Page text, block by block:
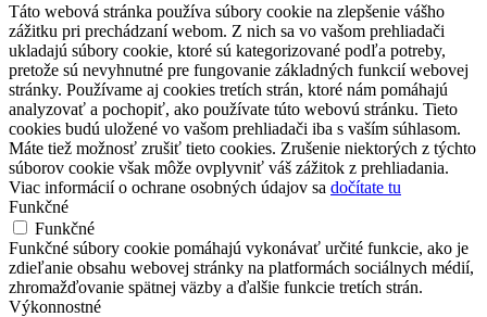
Táto webová stránka používa súbory cookie na zlepšenie vášho
zážitku pri prechádzaní webom. Z nich sa vo vašom prehliadači
ukladajú súbory cookie, ktoré sú kategorizované podľa potreby,
pretože sú nevyhnutné pre fungovanie základných funkcií webovej
stránky. Používame aj cookies tretích strán, ktoré nám pomáhajú
analyzovať a pochopiť, ako používate túto webovú stránku. Tieto
cookies budú uložené vo vašom prehliadači iba s vaším súhlasom.
Máte tiež možnosť zrušiť tieto cookies. Zrušenie niektorých z týchto
súborov cookie však môže ovplyvniť váš zážitok z prehliadania.
Viac informácií o ochrane osobných údajov sa dočítate tu
Funkčné
Funkčné
Funkčné súbory cookie pomáhajú vykonávať určité funkcie, ako je
zdieľanie obsahu webovej stránky na platformách sociálnych médií,
zhromažďovanie spätnej väzby a ďalšie funkcie tretích strán.
Výkonnostné